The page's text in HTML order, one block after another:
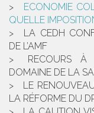
ECONOMIE
QUELLE
LA CEDH
DE L’AMF
RECOURS À
DOMAINE DE LA
LE
LA RÉFORME DU